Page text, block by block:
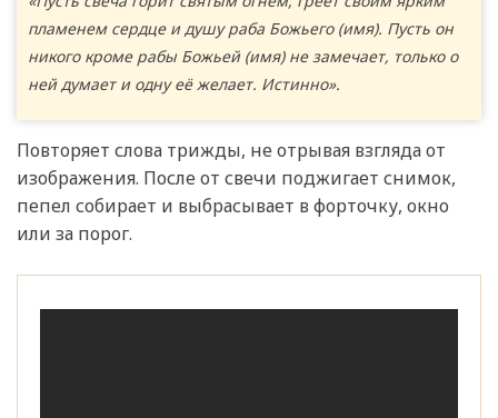
пламенем сердце и душу раба Божьего (имя). Пусть он
никого кроме рабы Божьей (имя) не замечает, только о
ней думает и одну её желает. Истинно».
Повторяет слова трижды, не отрывая взгляда от
изображения. После от свечи поджигает снимок,
пепел собирает и выбрасывает в форточку, окно
или за порог.